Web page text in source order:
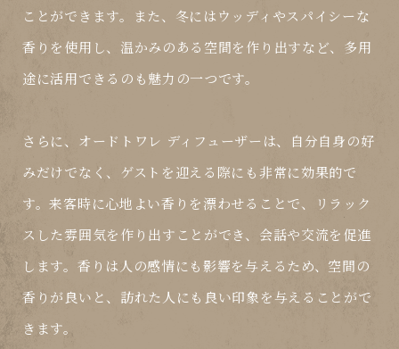
ことができます。また、冬にはウッディやスパイシーな
香りを使用し、温かみのある空間を作り出すなど、多用
途に活用できるのも魅力の一つです。
さらに、 オードトワレ ディフューザー は、自分自身の好
みだけでなく、ゲストを迎える際にも非常に効果的で
す。来客時に心地よい香りを漂わせることで、リラック
スした雰囲気を作り出すことができ、会話や交流を促進
します。香りは人の感情にも影響を与えるため、空間の
香りが良いと、訪れた人にも良い印象を与えることがで
きます。